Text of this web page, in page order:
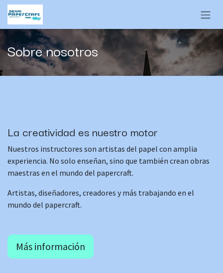
Ir al contenido
Sobre nosotros
La creatividad es nuestro motor
Nuestros instructores son artistas del papel con amplia
experiencia. No solo enseñan, sino que también crean obras
maestras en el mundo del papercraft.
Artistas, diseñadores, creadores y más trabajando en el
mundo del papercraft.
Más información